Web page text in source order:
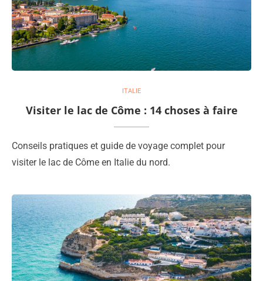
ITALIE
Visiter le lac de Côme : 14 choses à faire
Conseils pratiques et guide de voyage complet pour
visiter le lac de Côme en Italie du nord.